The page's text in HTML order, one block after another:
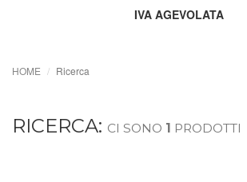
IVA AGEVOLATA
HOME Ricerca
RICERCA: CI SONO 1 PRODOTTI